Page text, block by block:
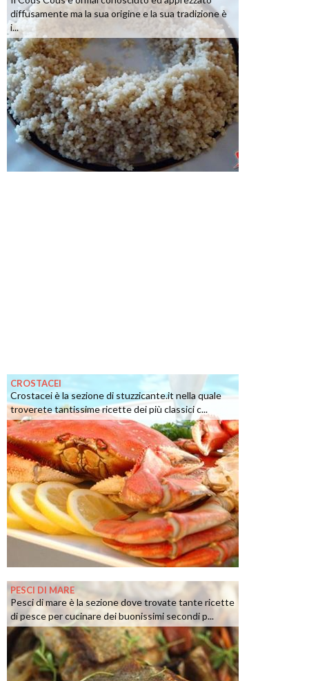
diffusamente ma la sua origine e la sua tradizione è
i...
CROSTACEI
Crostacei è la sezione di stuzzicante.it nella quale
troverete tantissime ricette dei più classici c...
PESCI DI MARE
Pesci di mare è la sezione dove trovate tante ricette
di pesce per cucinare dei buonissimi secondi p...